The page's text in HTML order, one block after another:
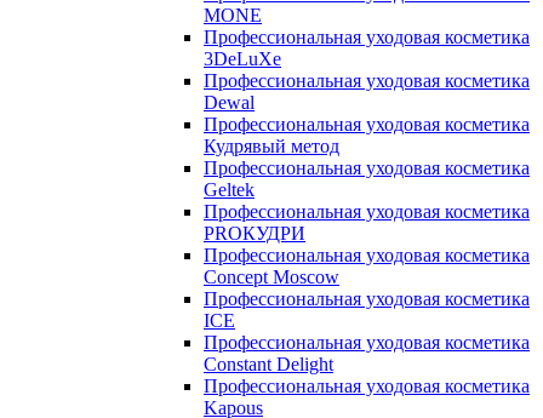
MONE
Профессиональная уходовая косметика
3DeLuXe
Профессиональная уходовая косметика
Dewal
Профессиональная уходовая косметика
Кудрявый метод
Профессиональная уходовая косметика
Geltek
Профессиональная уходовая косметика
PROКУДРИ
Профессиональная уходовая косметика
Concept Moscow
Профессиональная уходовая косметика
ICE
Профессиональная уходовая косметика
Constant Delight
Профессиональная уходовая косметика
Kapous